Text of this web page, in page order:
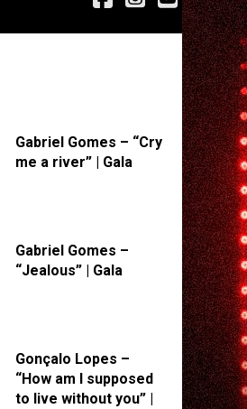
Gabriel Gomes – “Cry
me a river” | Gala
Gabriel Gomes –
“Jealous” | Gala
Gonçalo Lopes –
“How am I supposed
to live without you” |